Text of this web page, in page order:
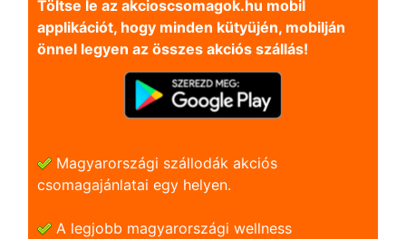
Töltse le az akcioscsomagok.hu mobil
applikációt, hogy minden kütyüjén, mobilján
önnel legyen az összes akciós szállás!
Magyarországi szállodák akciós
csomagajánlatai egy helyen.
A legjobb magyarországi wellness